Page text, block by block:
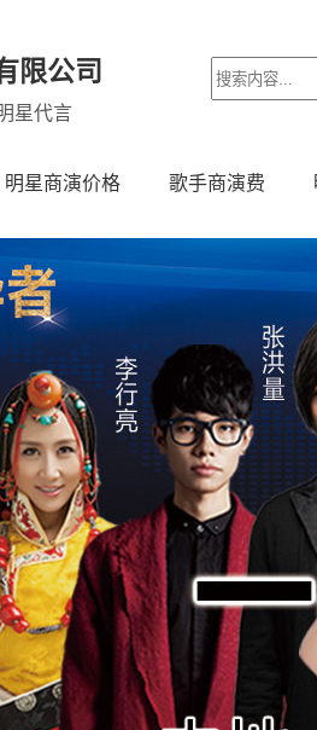
限公司
星代言
明星商演价格 歌手商演费